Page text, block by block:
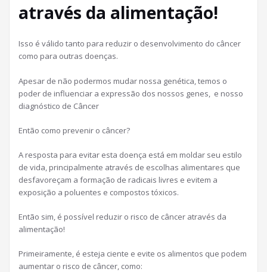
através da alimentação!
Isso é válido tanto para reduzir o desenvolvimento do câncer
como para outras doenças.
Apesar de não podermos mudar nossa genética, temos o
poder de influenciar a expressão dos nossos genes, e nosso
diagnóstico de Câncer
Então como prevenir o câncer?
A resposta para evitar esta doença está em moldar seu estilo
de vida, principalmente através de escolhas alimentares que
desfavoreçam a formação de radicais livres e evitem a
exposição a poluentes e compostos tóxicos.
Então sim, é possível reduzir o risco de câncer através da
alimentação!
Primeiramente, é esteja ciente e evite os alimentos que podem
aumentar o risco de câncer, como: